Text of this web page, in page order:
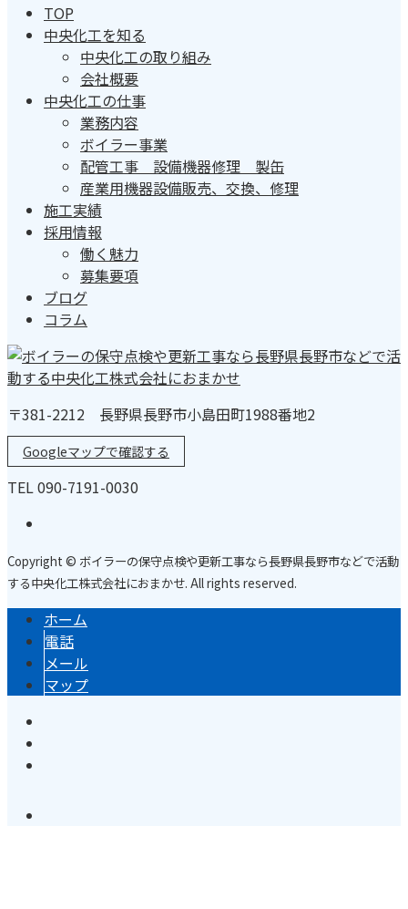
TOP
中央化工を知る
中央化工の取り組み
会社概要
中央化工の仕事
業務内容
ボイラー事業
配管工事 設備機器修理 製缶
産業用機器設備販売、交換、修理
施工実績
採用情報
働く魅力
募集要項
ブログ
コラム
〒381-2212 長野県長野市小島田町1988番地2
Googleマップで確認する
TEL 090-7191-0030
Copyright © ボイラーの保守点検や更新工事なら長野県長野市などで活動
する中央化工株式会社におまかせ. All rights reserved.
ホーム
電話
メール
マップ